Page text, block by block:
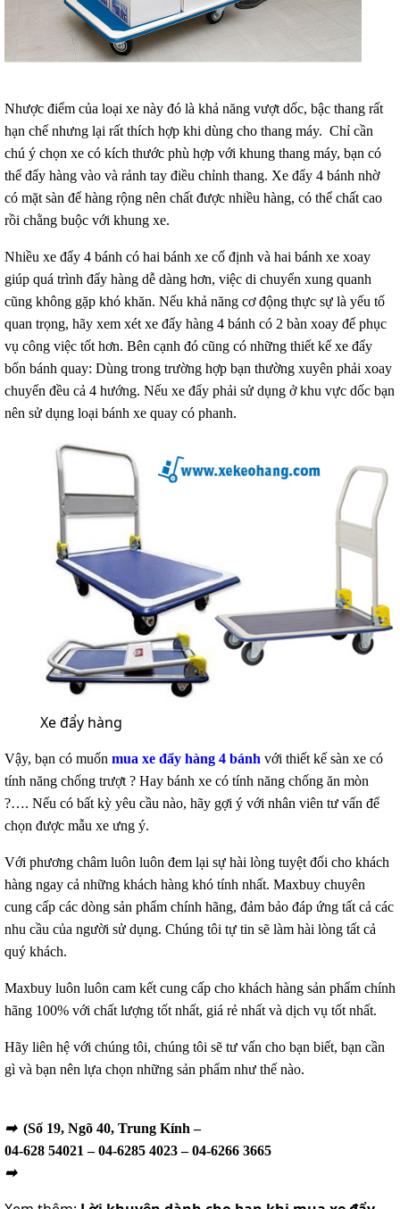
Nhược điểm của loại xe này đó là khả năng vượt dốc, bậc thang rất
hạn chế nhưng lại rất thích hợp khi dùng cho thang máy. Chỉ cần
chú ý chọn xe có kích thước phù hợp với khung thang máy, bạn có
thể đẩy hàng vào và rảnh tay điều chỉnh thang. Xe đẩy 4 bánh nhờ
có mặt sàn để hàng rộng nên chất được nhiều hàng, có thể chất cao
rồi chằng buộc với khung xe.
Nhiều xe đẩy 4 bánh có hai bánh xe cố định và hai bánh xe xoay
giúp quá trình đẩy hàng dễ dàng hơn, việc di chuyển xung quanh
cũng không gặp khó khăn. Nếu khả năng cơ động thực sự là yếu tố
quan trọng, hãy xem xét xe đẩy hàng 4 bánh có 2 bàn xoay để phục
vụ công việc tốt hơn. Bên cạnh đó cũng có những thiết kế xe đẩy
bốn bánh quay: Dùng trong trường hợp bạn thường xuyên phải xoay
chuyển đều cả 4 hướng. Nếu xe đẩy phải sử dụng ở khu vực dốc bạn
nên sử dụng loại bánh xe quay có phanh.
Xe đẩy hàng
Vậy, bạn có muốn mua xe đẩy hàng 4 bánh với thiết kế sàn xe có
tính năng chống trượt ? Hay bánh xe có tính năng chống ăn mòn
?…. Nếu có bất kỳ yêu cầu nào, hãy gợi ý với nhân viên tư vấn để
chọn được mẫu xe ưng ý.
Với phương châm luôn luôn đem lại sự hài lòng tuyệt đối cho khách
hàng ngay cả những khách hàng khó tính nhất. Maxbuy chuyên
cung cấp các dòng sản phẩm chính hãng, đảm bảo đáp ứng tất cả các
nhu cầu của người sử dụng. Chúng tôi tự tin sẽ làm hài lòng tất cả
quý khách.
Maxbuy luôn luôn cam kết cung cấp cho khách hàng sản phẩm chính
hãng 100% với chất lượng tốt nhất, giá rẻ nhất và dịch vụ tốt nhất.
Hãy liên hệ với chúng tôi, chúng tôi sẽ tư vấn cho bạn biết, bạn cần
gì và bạn nên lựa chọn những sản phẩm như thế nào.
➡ (Số 19, Ngõ 40, Trung Kính –
04-628 54021 – 04-6285 4023 – 04-6266 3665
➡